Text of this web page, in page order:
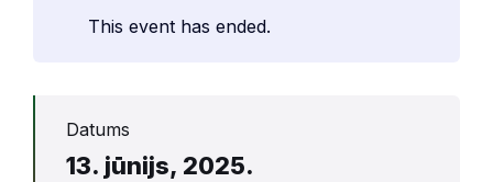
This event has ended.
Datums
13. jūnijs, 2025.